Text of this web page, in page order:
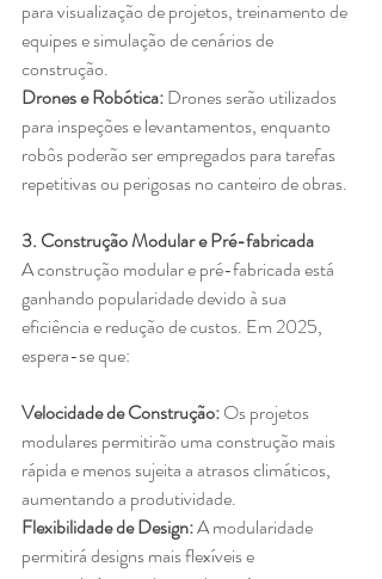
para visualização de projetos, treinamento de
equipes e simulação de cenários de
construção.
Drones e Robótica: Drones serão utilizados
para inspeções e levantamentos, enquanto
robôs poderão ser empregados para tarefas
repetitivas ou perigosas no canteiro de obras.
3. Construção Modular e Pré-fabricada
A construção modular e pré-fabricada está
ganhando popularidade devido à sua
eficiência e redução de custos. Em 2025,
espera-se que:
Velocidade de Construção: Os projetos
modulares permitirão uma construção mais
rápida e menos sujeita a atrasos climáticos,
aumentando a produtividade.
Flexibilidade de Design: A modularidade
permitirá designs mais flexíveis e